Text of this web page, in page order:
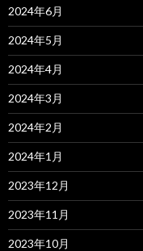
2024年6月
2024年5月
2024年4月
2024年3月
2024年2月
2024年1月
2023年12月
2023年11月
2023年10月